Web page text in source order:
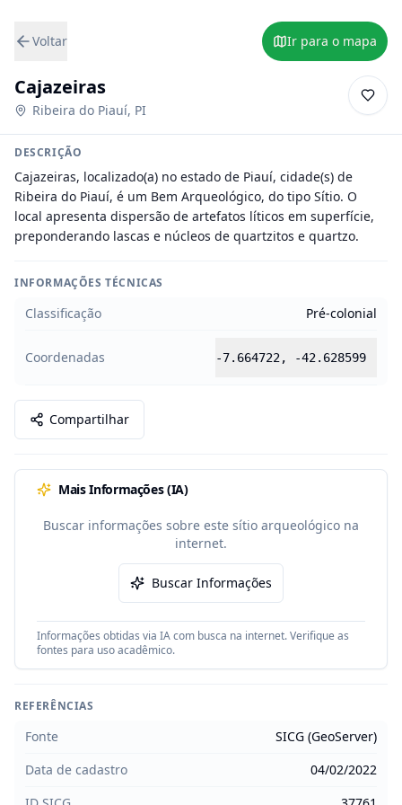
Voltar Ir para o mapa
Cajazeiras
Ribeira do Piauí, PI
DESCRIÇÃO
Cajazeiras, localizado(a) no estado de Piauí, cidade(s) de
Ribeira do Piauí, é um Bem Arqueológico, do tipo Sítio. O
local apresenta dispersão de artefatos líticos em superfície,
preponderando lascas e núcleos de quartzitos e quartzo.
INFORMAÇÕES TÉCNICAS
Classificação Pré-colonial
Coordenadas -7.664722, -42.628599
Compartilhar
Mais Informações (IA)
Buscar informações sobre este sítio arqueológico na
internet.
Buscar Informações
Informações obtidas via IA com busca na internet. Verifique as
fontes para uso acadêmico.
REFERÊNCIAS
Fonte
SICG (GeoServer)
Data de cadastro
04/02/2022